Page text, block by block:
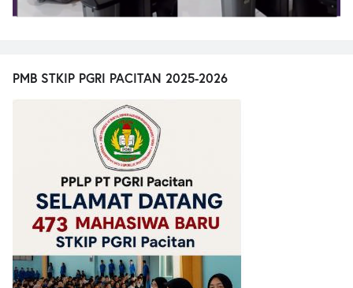
PMB STKIP PGRI PACITAN 2025-2026